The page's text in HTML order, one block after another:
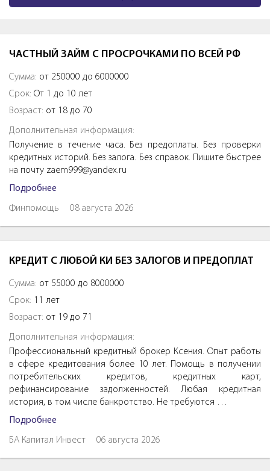
ЧАСТНЫЙ ЗАЙМ С ПРОСРОЧКАМИ ПО ВСЕЙ РФ
Сумма: от 250000 до 6000000
Срок: От 1 до 10 лет
Возраст: от 18 до 70
Дополнительная информация:
Получение в течение часа. Без предоплаты. Без проверки
кредитных историй. Без залога. Без справок. Пишите быстрее
на почту zaem999@yandex.ru
Подробнее
Финпомощь 08 августа 2026
КРЕДИТ С ЛЮБОЙ КИ БЕЗ ЗАЛОГОВ И ПРЕДОПЛАТ
Сумма: от 55000 до 8000000
Срок: 11 лет
Возраст: от 19 до 71
Дополнительная информация:
Профессиональный кредитный брокер Ксения. Опыт работы
в сфере кредитования более 10 лет. Помощь в получении
потребительских кредитов, кредитных карт,
рефинансирование задолженностей. Любая кредитная
история, в том числе банкротство. Не требуются …
Подробнее
БА Капитал Инвест 06 августа 2026